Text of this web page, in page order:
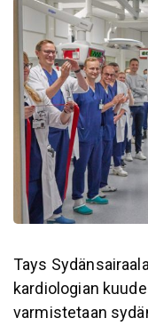
Tays
kardiologian
varmistetaan